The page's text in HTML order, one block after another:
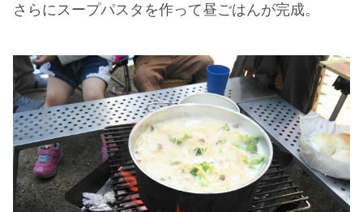
さらにスープパスタを作って昼ごはんが完成。